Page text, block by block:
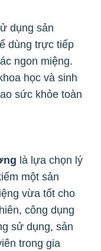
dụng sản
dùng trực tiếp
ngon miệng.
học và sinh
sức khỏe toàn
là lựa chọn lý
một sản
vừa tốt cho
công dụng
sử dụng, sản
trong gia